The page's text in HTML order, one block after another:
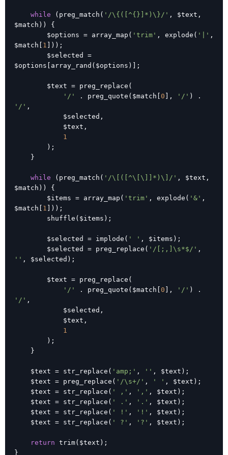
while (preg_match( '/\{([^{}]*)\}/' , $text,
$match)) {
        $options = array_map(
'trim' , explode( '|' ,
$match[ 1 ]));
$options[array_rand($options)];
'/'
. preg_quote($match[ 0 ], '/'
'/' ,
1
while (preg_match( '/\[([^\[\]]*)\]/' , $text,
$match)) {
        $items = array_map(
'trim' , explode( '&' ,
$match[ 1 ]));
        $selected = implode(
' ' , $items);
        $selected = preg_replace(
'/[;,]\s*$/'
'' , $selected);
'/'
. preg_quote($match[ 0 ], '/'
'/' ,
1
    $text = str_replace(
'amp;' , '' , $text);
    $text = preg_replace(
'/\s+/' , ' ' , $text);
    $text = str_replace(
' ,' , ',' , $text);
    $text = str_replace(
' .' , '.' , $text);
    $text = str_replace(
' !' , '!' , $text);
    $text = str_replace(
' ?' , '?' , $text);
return trim($text);
}